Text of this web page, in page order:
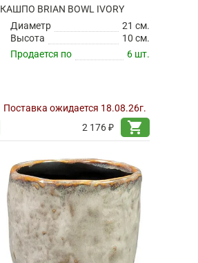
КАШПО BRIAN BOWL IVORY
Диаметр
21 см.
Высота
10 см.
Продается по
6 шт.
Поставка ожидается 18.08.26г.
2 176 ₽
shopping_cart